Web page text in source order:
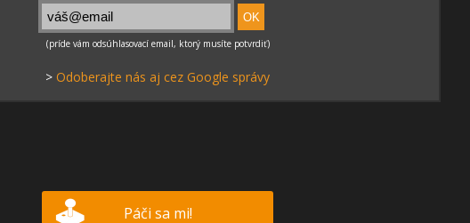
> Odoberajte nás aj cez Google správy
Páči sa mi!